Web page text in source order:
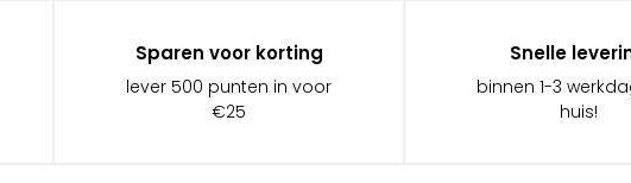
Sparen voor korting
lever 500 punten in voor
€25
Snelle
binnen 1-3
huis!